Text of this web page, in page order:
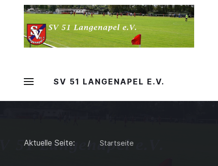
SV 51 LANGENAPEL E.V.
Aktuelle Seite: Startseite